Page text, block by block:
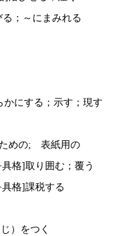
；～にまみれる
にする；示す；現す
めの; 表紙用の
格]取り囲む；覆う
格]課税する
）をつく